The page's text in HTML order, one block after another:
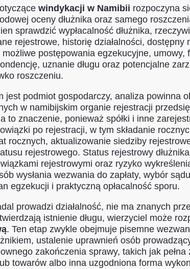
windykacji w Namibii rozpoczyna
oceny dłużnika oraz samego
sprawdzić wypłacalność dłużnika,
rejestrowe, historię działalności, dostępny
postępowania egzekucyjne, umowy,
uznanie długu oraz potencjalne
roszczeniu.
jest podmiot gospodarczy, analiza powinna
w namibijskim organie rejestracji
to znaczenie, ponieważ spółki i inne
po rejestracji, w tym składanie
rocznych, aktualizowanie siedziby
rejestrowego. Status rejestrowy
rejestrowymi oraz ryzyko
wysłania wezwania do zapłaty, wybór
egzekucji i praktyczną opłacalność sporu.
prowadzi działalność, nie ma znanych
istnienie długu, wierzyciel może
. Ten etap zwykle obejmuje pisemne
ustalenie uprawnień osób
zakończenia sprawy, takich jak
towarów albo inna uzgodniona forma